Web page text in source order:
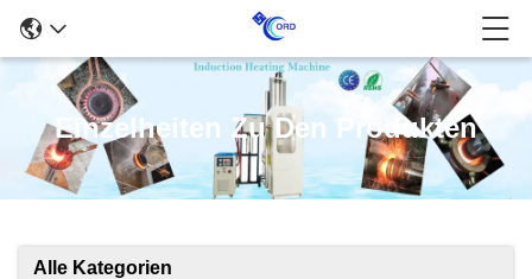
Einzelheiten Zu Den Produkten
Alle Kategorien